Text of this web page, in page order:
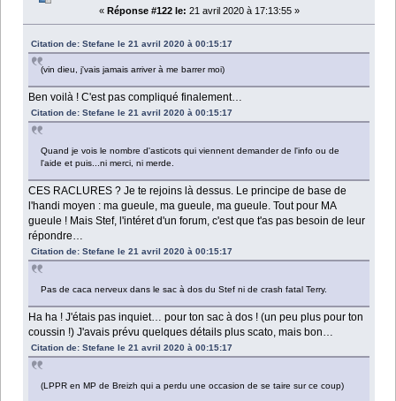
« Réponse #122 le: 21 avril 2020 à 17:13:55 »
Citation de: Stefane le 21 avril 2020 à 00:15:17
(vin dieu, j'vais jamais arriver à me barrer moi)
Ben voilà ! C'est pas compliqué finalement…
Citation de: Stefane le 21 avril 2020 à 00:15:17
Quand je vois le nombre d'asticots qui viennent demander de l'info ou de
l'aide et puis...ni merci, ni merde.
CES RACLURES ? Je te rejoins là dessus. Le principe de base de
l'handi moyen : ma gueule, ma gueule, ma gueule. Tout pour MA
gueule ! Mais Stef, l'intéret d'un forum, c'est que t'as pas besoin de leur
répondre…
Citation de: Stefane le 21 avril 2020 à 00:15:17
Pas de caca nerveux dans le sac à dos du Stef ni de crash fatal Terry.
Ha ha ! J'étais pas inquiet… pour ton sac à dos ! (un peu plus pour ton
coussin !) J'avais prévu quelques détails plus scato, mais bon…
Citation de: Stefane le 21 avril 2020 à 00:15:17
(LPPR en MP de Breizh qui a perdu une occasion de se taire sur ce coup)